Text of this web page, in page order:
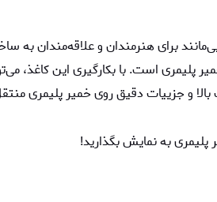
برای هنرمندان و علاقه‌مندان به
پلیمری است. با بکارگیری این کاغذ،
و جزییات دقیق روی خمیر پلیمری
پلیمری به نمایش بگذارید!